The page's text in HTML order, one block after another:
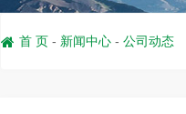
 首 页 - 新闻中心 - 公司动态